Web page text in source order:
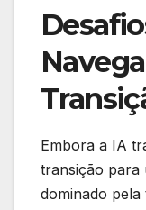
Embora a IA
transição para
dominado pela